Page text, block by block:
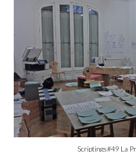
Scriptings#49 La